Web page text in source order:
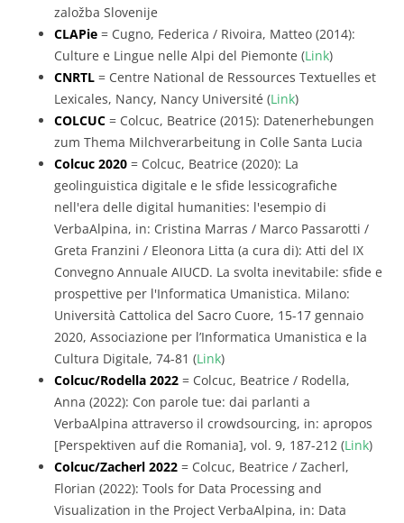
založba Slovenije
CLAPie = Cugno, Federica / Rivoira, Matteo (2014):
Culture e Lingue nelle Alpi del Piemonte (Link)
CNRTL = Centre National de Ressources Textuelles et
Lexicales, Nancy, Nancy Université (Link)
COLCUC = Colcuc, Beatrice (2015): Datenerhebungen
zum Thema Milchverarbeitung in Colle Santa Lucia
Colcuc 2020 = Colcuc, Beatrice (2020): La
geolinguistica digitale e le sfide lessicografiche
nell'era delle digital humanities: l'esempio di
VerbaAlpina, in: Cristina Marras / Marco Passarotti /
Greta Franzini / Eleonora Litta (a cura di): Atti del IX
Convegno Annuale AIUCD. La svolta inevitabile: sfide e
prospettive per l'Informatica Umanistica. Milano:
Università Cattolica del Sacro Cuore, 15-17 gennaio
2020, Associazione per l’Informatica Umanistica e la
Cultura Digitale, 74-81 (Link)
Colcuc/Rodella 2022 = Colcuc, Beatrice / Rodella,
Anna (2022): Con parole tue: dai parlanti a
VerbaAlpina attraverso il crowdsourcing, in: apropos
[Perspektiven auf die Romania], vol. 9, 187-212 (Link)
Colcuc/Zacherl 2022 = Colcuc, Beatrice / Zacherl,
Florian (2022): Tools for Data Processing and
Visualization in the Project VerbaAlpina, in: Data